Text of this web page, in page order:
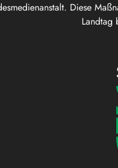
Diese
Landtag